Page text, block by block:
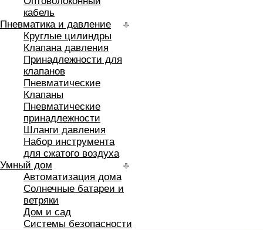
кабель
Пневматика и давление
Круглые цилиндры
Клапана давления
Принадлежности для
клапанов
Пневматические
Клапаны
Пневматические
принадлежности
Шланги давления
Набор инструмента
для сжатого воздуха
Умный дом
Автоматизация дома
Солнечные батареи и
ветряки
Дом и сад
Системы безопасности